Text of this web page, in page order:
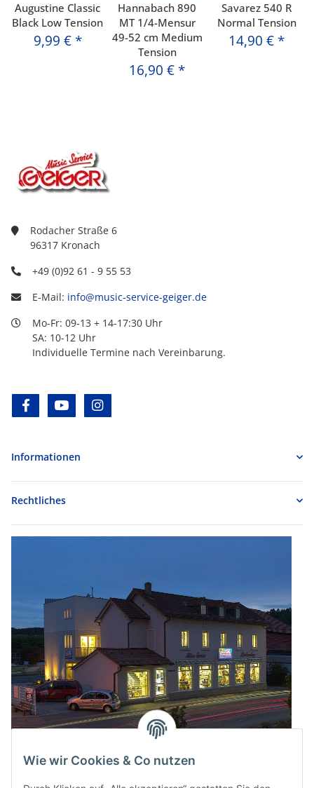
Wie wir Cookies & Co nutzen
Augustine Classic
Black Low Tension
9,99 € *
Hannabach 890
MT 1/4-Mensur
49-52 cm Medium
Tension
16,90 € *
Savarez 540 R
Normal Tension
14,90 € *
Rodacher Straße 6
96317 Kronach
+49 (0)92 61 - 9 55 53
E-Mail: info@music-service-geiger.de
Mo-Fr: 09-13 + 14-17:30 Uhr
SA: 10-12 Uhr
Individuelle Termine nach Vereinbarung.
facebookyoutube
Informationen
Rechtliches